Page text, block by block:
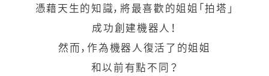
憑藉天生的知識，將最喜歡的姐姐「拍塔」
成功創建機器人！
然而，作為機器人復活了的姐姐
和以前有點不同？